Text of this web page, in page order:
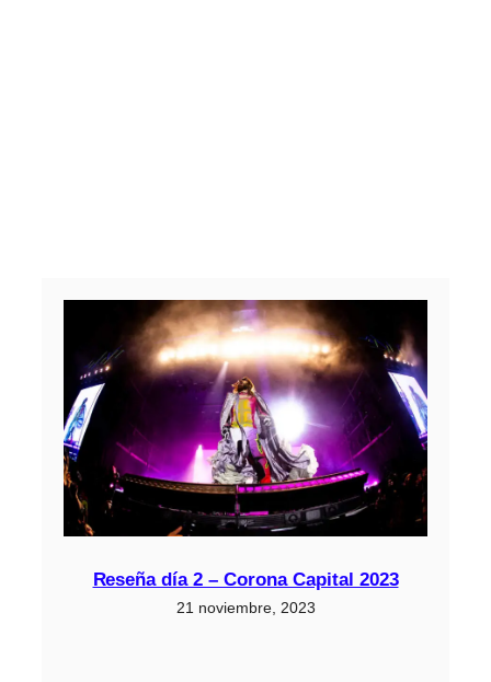
Reseña día 2 – Corona Capital 2023
21 noviembre, 2023